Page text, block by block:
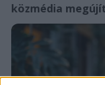
közmédia